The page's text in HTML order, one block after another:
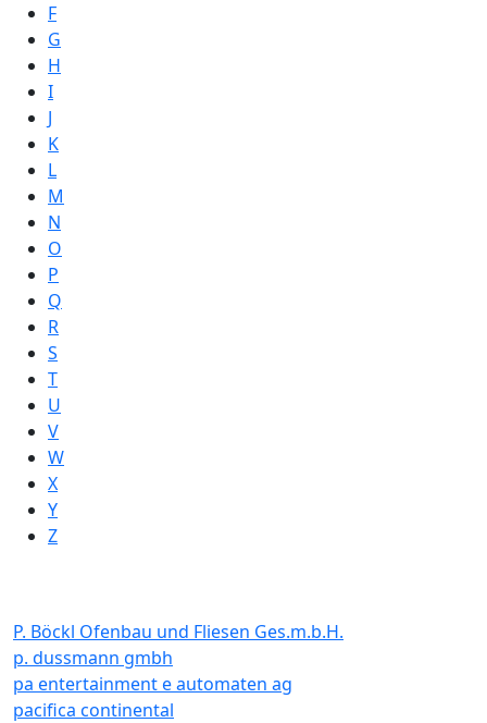
F
G
H
I
J
K
L
M
N
O
P
Q
R
S
T
U
V
W
X
Y
Z
P. Böckl Ofenbau und Fliesen Ges.m.b.H.
p. dussmann gmbh
pa entertainment e automaten ag
pacifica continental